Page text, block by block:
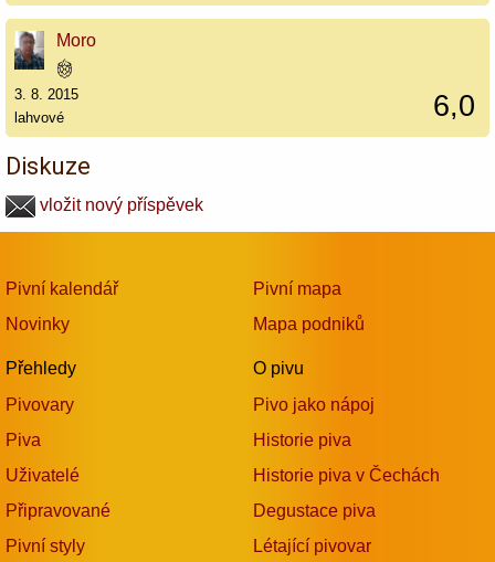
Moro
6,0
3. 8. 2015
lahvové
Diskuze
vložit nový příspěvek
Pivní kalendář
Novinky
Přehledy
Pivovary
Piva
Uživatelé
Připravované
Pivní styly
Pivní mapa
Mapa podniků
O pivu
Pivo jako nápoj
Historie piva
Historie piva v Čechách
Degustace piva
Létající pivovar